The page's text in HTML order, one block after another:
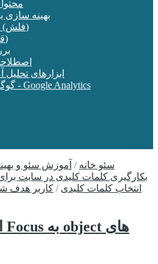
بهینه سازی
Flash File (فلش)
Fram (قاب)
ابزارهای
گوگل آنالیتیک - Google Analytics
سئو خانه / آموزش سئو و
بکارگیری کلمات کلیدی در سایت
انتخاب کلمات کلیدی / کاربر هدف